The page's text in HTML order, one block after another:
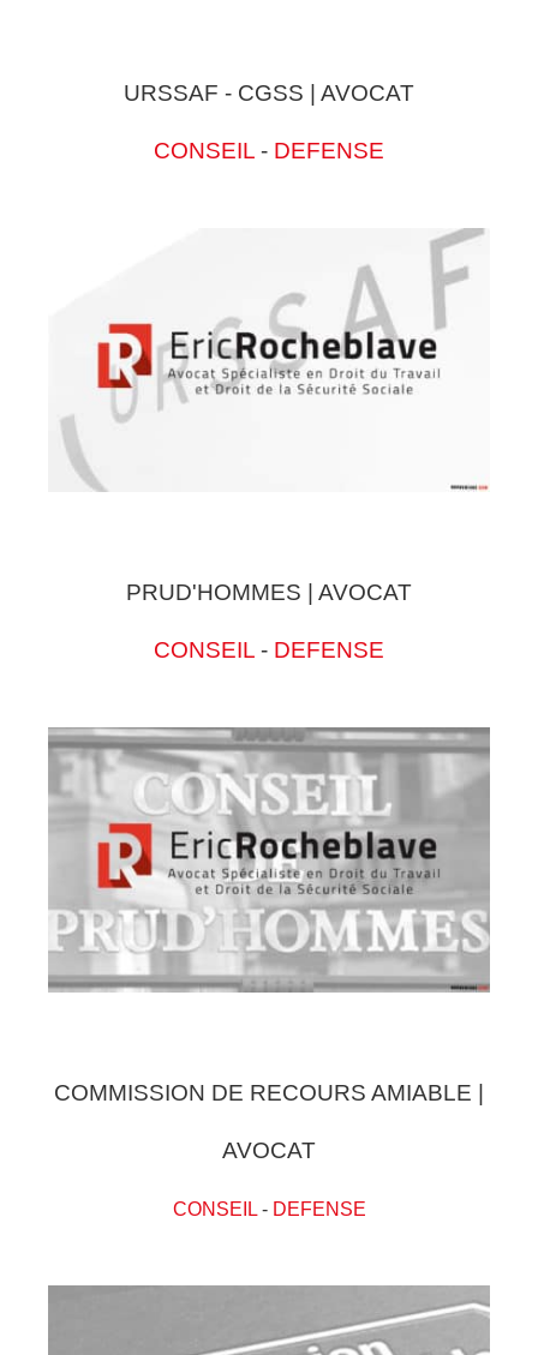
URSSAF - CGSS | AVOCAT
CONSEIL - DEFENSE
PRUD'HOMMES | AVOCAT
CONSEIL - DEFENSE
COMMISSION DE RECOURS AMIABLE |
AVOCAT
CONSEIL- DEFENSE